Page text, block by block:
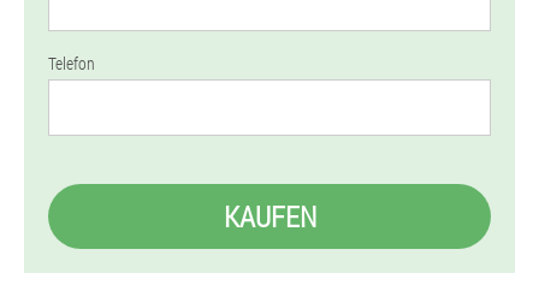
Telefon
KAUFEN